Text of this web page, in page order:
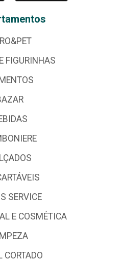
FIGURINHAS
SERVICE
E COSMÉTICA
CORTADO